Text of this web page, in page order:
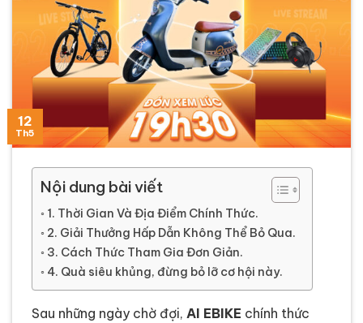
Nội dung bài viết
1. Thời Gian Và Địa Điểm Chính Thức.
2. Giải Thưởng Hấp Dẫn Không Thể Bỏ Qua.
3. Cách Thức Tham Gia Đơn Giản.
4. Quà siêu khủng, đừng bỏ lỡ cơ hội này.
Sau những ngày chờ đợi, AI EBIKE chính thức
16
Th7
20
Th6
02
Th6
15
Th5
12
Th5